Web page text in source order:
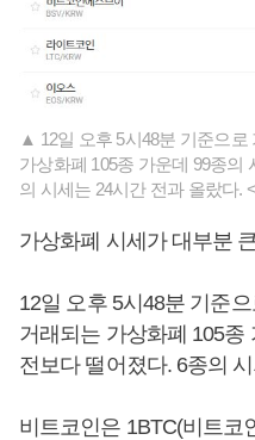
▲ 12일 오후 5시48분 기준으
가상화폐 105종 가운데 99종의
의 시세는 24시간 전과 올랐다.
가상화폐 시세가 대부분
12일 오후 5시48분 기준
거래되는 가상화폐 105종
전보다 떨어졌다. 6종의
비트코인은 1BTC(비트코